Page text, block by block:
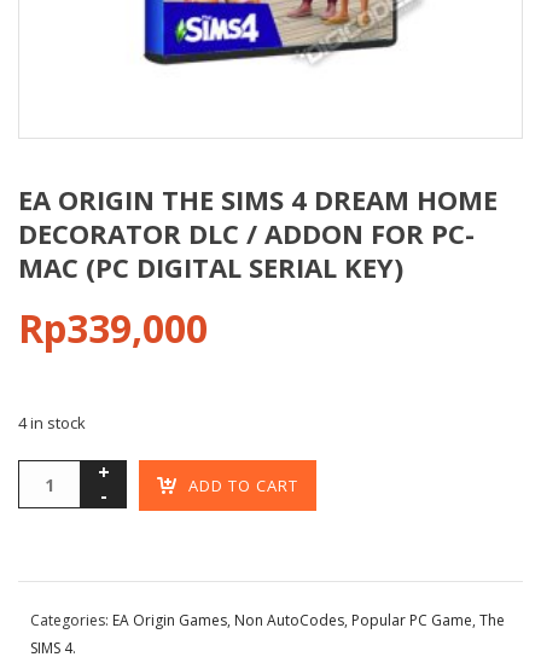
EA ORIGIN THE SIMS 4 DREAM HOME
DECORATOR DLC / ADDON FOR PC-
MAC (PC DIGITAL SERIAL KEY)
Rp339,000
4 in stock
ADD TO CART
Categories: EA Origin Games, Non AutoCodes, Popular PC Game, The
SIMS 4.